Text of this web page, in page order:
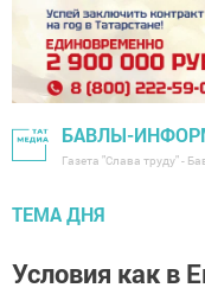
БАВЛЫ-
Газета "Слава труду" -
ТЕМА ДНЯ
Условия как в